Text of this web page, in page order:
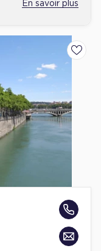
En savoir plus